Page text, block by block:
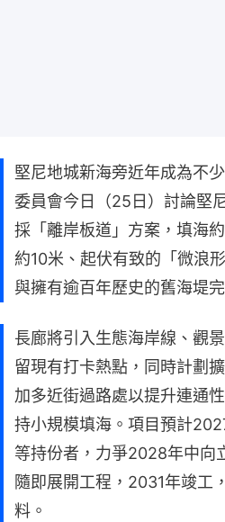
堅尼地城新海旁近年成為不
委員會今日（25日）討論堅
採「離岸板道」方案，填海
約10米、起伏有致的「微浪
與擁有逾百年歷史的舊海堤
長廊將引入生態海岸線、觀
留現有打卡熱點，同時計劃
加多近街過路處以提升連通
持小規模填海。項目預計
等持份者，力爭2028年中向
隨即展開工程，2031年竣工
料。